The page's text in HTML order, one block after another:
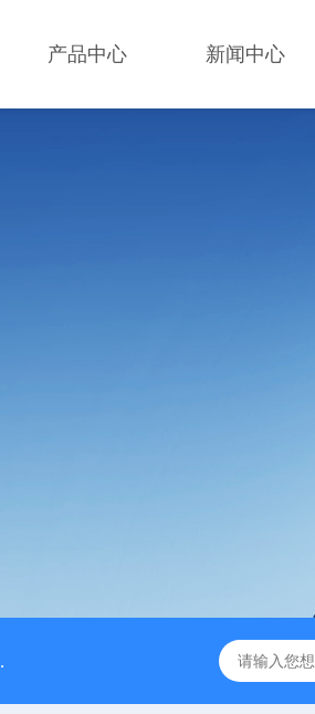
产品中心 新闻中心
dBadge2CASELLA科赛乐个人声暴露计